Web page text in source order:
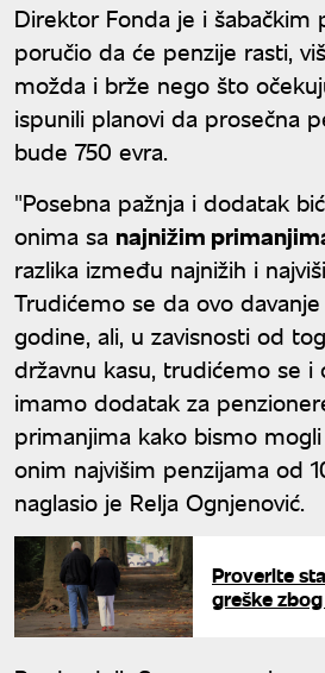
Direktor Fonda je i šabačkim
poručio da će penzije rasti,
možda i brže nego što
ispunili planovi da prosečna
bude 750 evra.
"Posebna pažnja i dodatak
onima sa najnižim
razlika između najnižih i
Trudićemo se da ovo
godine, ali, u zavisnosti od
državnu kasu, trudićemo se i
imamo dodatak za
primanjima kako bismo
onim najvišim penzijama od
naglasio je Relja Ognjenović.
Proverite
greške